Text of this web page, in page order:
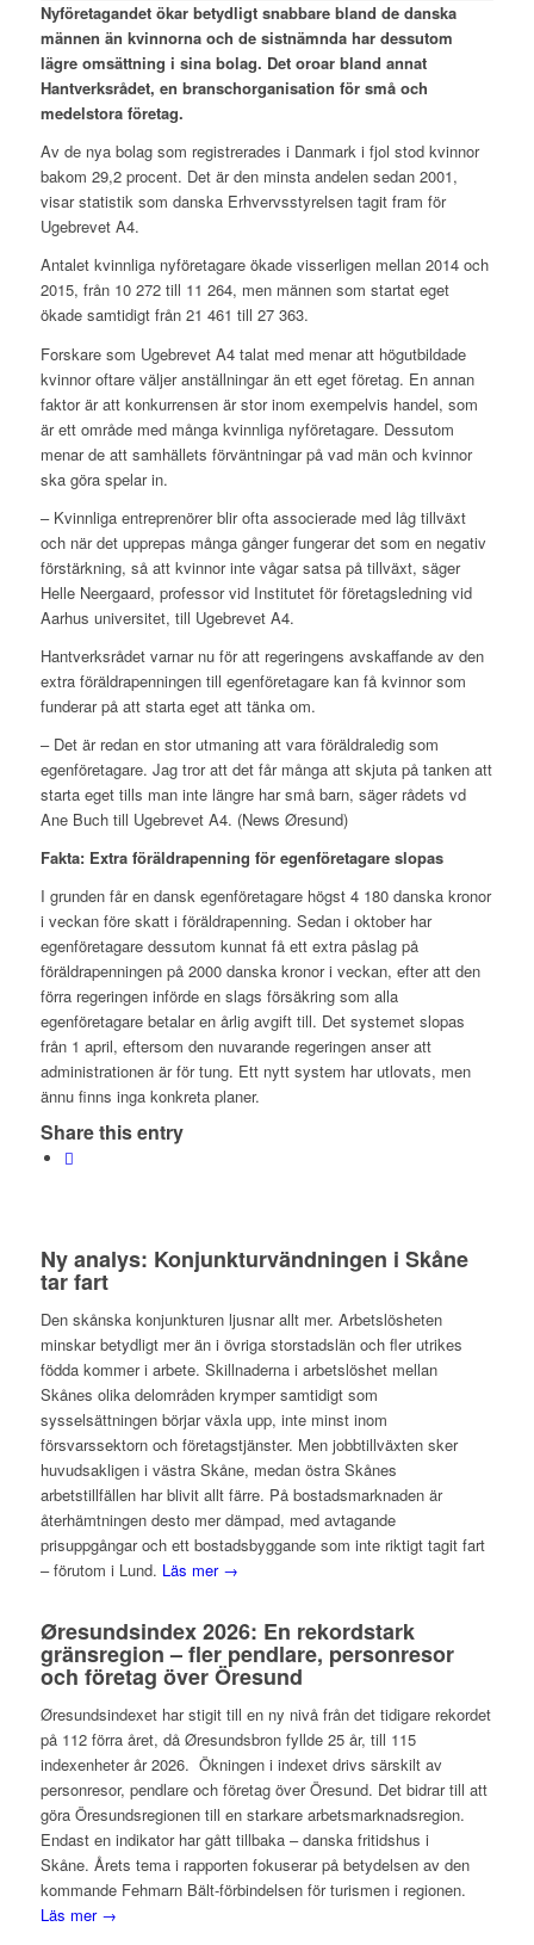
Nyföretagandet ökar betydligt snabbare bland de danska
männen än kvinnorna och de sistnämnda har dessutom
lägre omsättning i sina bolag. Det oroar bland annat
Hantverksrådet, en branschorganisation för små och
medelstora företag.
Av de nya bolag som registrerades i Danmark i fjol stod kvinnor
bakom 29,2 procent. Det är den minsta andelen sedan 2001,
visar statistik som danska Erhvervsstyrelsen tagit fram för
Ugebrevet A4.
Antalet kvinnliga nyföretagare ökade visserligen mellan 2014 och
2015, från 10 272 till 11 264, men männen som startat eget
ökade samtidigt från 21 461 till 27 363.
Forskare som Ugebrevet A4 talat med menar att högutbildade
kvinnor oftare väljer anställningar än ett eget företag. En annan
faktor är att konkurrensen är stor inom exempelvis handel, som
är ett område med många kvinnliga nyföretagare. Dessutom
menar de att samhällets förväntningar på vad män och kvinnor
ska göra spelar in.
– Kvinnliga entreprenörer blir ofta associerade med låg tillväxt
och när det upprepas många gånger fungerar det som en negativ
förstärkning, så att kvinnor inte vågar satsa på tillväxt, säger
Helle Neergaard, professor vid Institutet för företagsledning vid
Aarhus universitet, till Ugebrevet A4.
Hantverksrådet varnar nu för att regeringens avskaffande av den
extra föräldrapenningen till egenföretagare kan få kvinnor som
funderar på att starta eget att tänka om.
– Det är redan en stor utmaning att vara föräldraledig som
egenföretagare. Jag tror att det får många att skjuta på tanken att
starta eget tills man inte längre har små barn, säger rådets vd
Ane Buch till Ugebrevet A4. (News Øresund)
Fakta: Extra föräldrapenning för egenföretagare slopas
I grunden får en dansk egenföretagare högst 4 180 danska kronor
i veckan före skatt i föräldrapenning. Sedan i oktober har
egenföretagare dessutom kunnat få ett extra påslag på
föräldrapenningen på 2000 danska kronor i veckan, efter att den
förra regeringen införde en slags försäkring som alla
egenföretagare betalar en årlig avgift till. Det systemet slopas
från 1 april, eftersom den nuvarande regeringen anser att
administrationen är för tung. Ett nytt system har utlovats, men
ännu finns inga konkreta planer.
Share this entry
Ny analys: Konjunkturvändningen i Skåne
tar fart
Den skånska konjunkturen ljusnar allt mer. Arbetslösheten
minskar betydligt mer än i övriga storstadslän och fler utrikes
födda kommer i arbete. Skillnaderna i arbetslöshet mellan
Skånes olika delområden krymper samtidigt som
sysselsättningen börjar växla upp, inte minst inom
försvarssektorn och företagstjänster. Men jobbtillväxten sker
huvudsakligen i västra Skåne, medan östra Skånes
arbetstillfällen har blivit allt färre. På bostadsmarknaden är
återhämtningen desto mer dämpad, med avtagande
prisuppgångar och ett bostadsbyggande som inte riktigt tagit fart
– förutom i Lund. Läs mer →
Øresundsindex 2026: En rekordstark
gränsregion – fler pendlare, personresor
och företag över Öresund
Øresundsindexet har stigit till en ny nivå från det tidigare rekordet
på 112 förra året, då Øresundsbron fyllde 25 år, till 115
indexenheter år 2026. Ökningen i indexet drivs särskilt av
personresor, pendlare och företag över Öresund. Det bidrar till att
göra Öresundsregionen till en starkare arbetsmarknadsregion.
Endast en indikator har gått tillbaka – danska fritidshus i
Skåne. Årets tema i rapporten fokuserar på betydelsen av den
kommande Fehmarn Bält-förbindelsen för turismen i regionen.
Läs mer →